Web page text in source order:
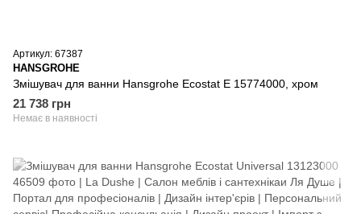
Артикул: 67387
HANSGROHE
Змішувач для ванни Hansgrohe Ecostat E 15774000, хром
21 738 грн
Немає в наявності